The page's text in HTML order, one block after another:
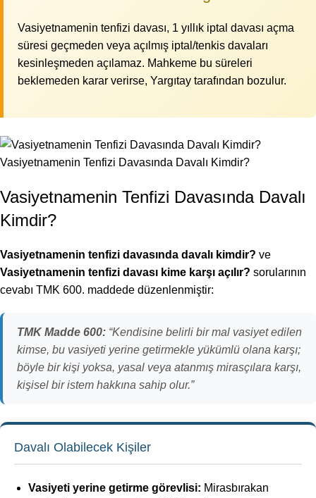
Vasiyetnamenin tenfizi davası, 1 yıllık iptal davası açma
süresi geçmeden veya açılmış iptal/tenkis davaları
kesinleşmeden açılamaz. Mahkeme bu süreleri
beklemeden karar verirse, Yargıtay tarafından bozulur.
Vasiyetnamenin Tenfizi Davasında Davalı Kimdir?
Vasiyetnamenin Tenfizi Davasında Davalı
Kimdir?
Vasiyetnamenin tenfizi davasında davalı kimdir? ve
Vasiyetnamenin tenfizi davası kime karşı açılır? sorularının
cevabı TMK 600. maddede düzenlenmiştir:
TMK Madde 600: “Kendisine belirli bir mal vasiyet edilen
kimse, bu vasiyeti yerine getirmekle yükümlü olana karşı;
böyle bir kişi yoksa, yasal veya atanmış mirasçılara karşı,
kişisel bir istem hakkına sahip olur.”
Davalı Olabilecek Kişiler
Vasiyeti yerine getirme görevlisi: Mirasbırakan